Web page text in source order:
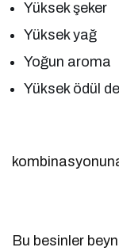
Yüksek şeker
Yüksek yağ
Yoğun aroma
Yüksek ödül
Bu besinler